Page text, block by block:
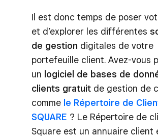
Il est donc temps de poser
et d’explorer les différentes
de gestion digitales de votre
portefeuille client. Avez-vous
un logiciel de bases de
clients gratuit de gestion de
comme le Répertoire de
SQUARE ? Le Répertoire de
Square est un annuaire client